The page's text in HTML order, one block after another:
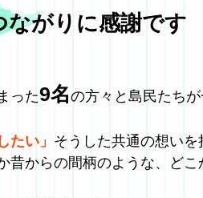
ながりに感謝です
った9名の方々と島民たち
たい」 そうした共通の想いを
昔からの間柄のような、どこ